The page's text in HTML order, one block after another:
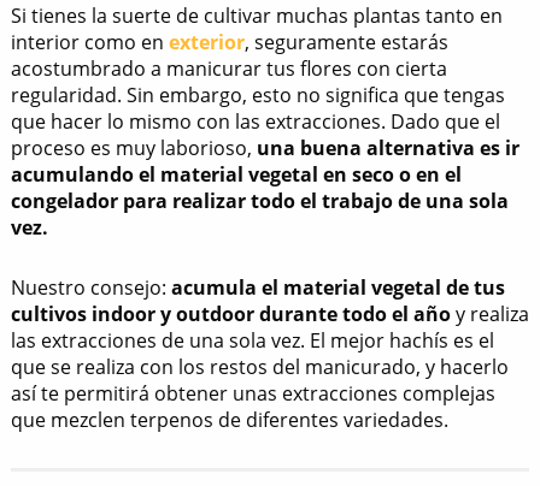
Si tienes la suerte de cultivar muchas plantas tanto en
interior como en exterior, seguramente estarás
acostumbrado a manicurar tus flores con cierta
regularidad. Sin embargo, esto no significa que tengas
que hacer lo mismo con las extracciones. Dado que el
proceso es muy laborioso, una buena alternativa es ir
acumulando el material vegetal en seco o en el
congelador para realizar todo el trabajo de una sola
vez.
Nuestro consejo: acumula el material vegetal de tus
cultivos indoor y outdoor durante todo el añoy realiza
las extracciones de una sola vez. El mejor hachís es el
que se realiza con los restos del manicurado, y hacerlo
así te permitirá obtener unas extracciones complejas
que mezclen terpenos de diferentes variedades.